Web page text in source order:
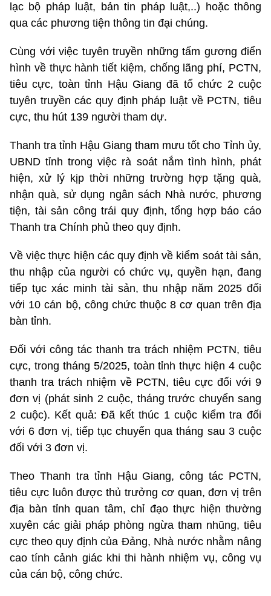
lạc bộ pháp luật, bản tin pháp luật,..) hoặc thông
qua các phương tiện thông tin đại chúng.
Cùng với việc tuyên truyền những tấm gương điển
hình về thực hành tiết kiệm, chống lãng phí, PCTN,
tiêu cực, toàn tỉnh Hậu Giang đã tổ chức 2 cuộc
tuyên truyền các quy định pháp luật về PCTN, tiêu
cực, thu hút 139 người tham dự.
Thanh tra tỉnh Hậu Giang tham mưu tốt cho Tỉnh ủy,
UBND tỉnh trong việc rà soát nắm tình hình, phát
hiện, xử lý kịp thời những trường hợp tặng quà,
nhận quà, sử dụng ngân sách Nhà nước, phương
tiện, tài sản công trái quy định, tổng hợp báo cáo
Thanh tra Chính phủ theo quy định.
Về việc thực hiện các quy định về kiểm soát tài sản,
thu nhập của người có chức vụ, quyền hạn, đang
tiếp tục xác minh tài sản, thu nhập năm 2025 đối
với 10 cán bộ, công chức thuộc 8 cơ quan trên địa
bàn tỉnh.
Đối với công tác thanh tra trách nhiệm PCTN, tiêu
cực, trong tháng 5/2025, toàn tỉnh thực hiện 4 cuộc
thanh tra trách nhiệm về PCTN, tiêu cực đối với 9
đơn vị (phát sinh 2 cuộc, tháng trước chuyển sang
2 cuộc). Kết quả: Đã kết thúc 1 cuộc kiểm tra đối
với 6 đơn vị, tiếp tục chuyển qua tháng sau 3 cuộc
đối với 3 đơn vị.
Theo Thanh tra tỉnh Hậu Giang, công tác PCTN,
tiêu cực luôn được thủ trưởng cơ quan, đơn vị trên
địa bàn tỉnh quan tâm, chỉ đạo thực hiện thường
xuyên các giải pháp phòng ngừa tham nhũng, tiêu
cực theo quy định của Đảng, Nhà nước nhằm nâng
cao tính cảnh giác khi thi hành nhiệm vụ, công vụ
của cán bộ, công chức.